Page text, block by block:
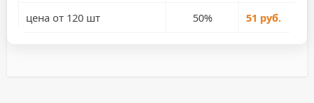
цена от 120 шт 50% 51 руб.